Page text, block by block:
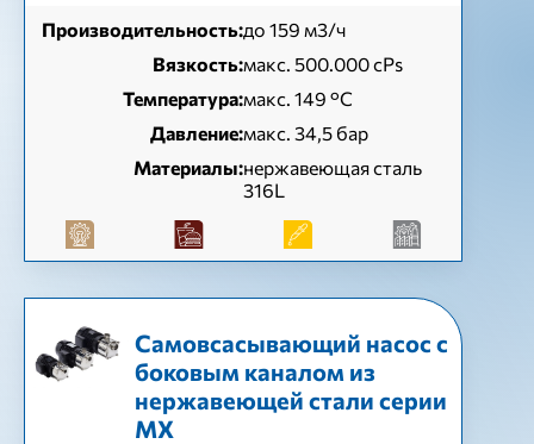
Производительность:до 159 м3/ч
Вязкость:макс. 500.000 cPs
Температура:макс. 149 °C
Давление:макс. 34,5 бар
Материалы:нержавеющая сталь
316L
Самовсасывающий насос с
боковым каналом из
нержавеющей стали серии
МХ